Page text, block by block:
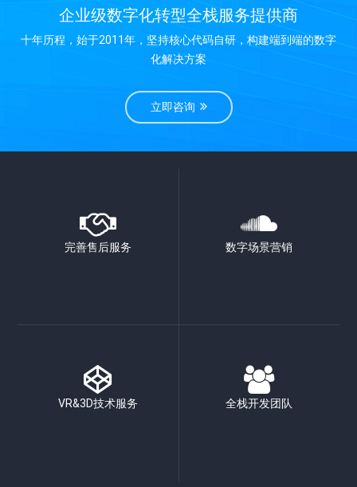
企业级数字化转型全栈服务提供商
十年历程，始于2011年，坚持核心代码自研，构建端到端的数字
化解决方案
立即咨询
完善售后服务 数字场景营销
VR&3D技术服务 全栈开发团队